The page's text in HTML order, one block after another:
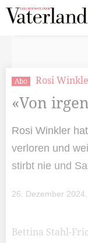
Abo Rosi
«Von
Rosi Winkler
verloren und
stirbt nie und
26. Dezember
Bettina Stahl-